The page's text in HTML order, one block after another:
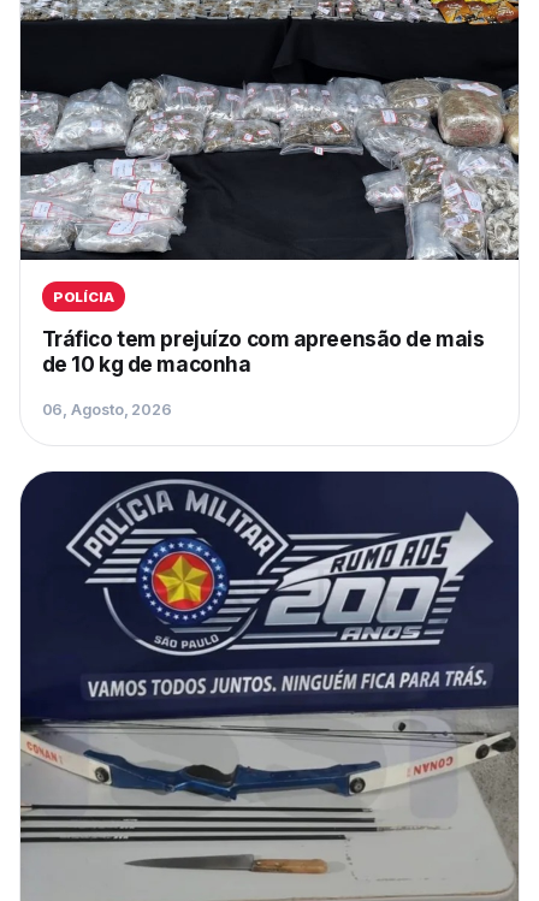
POLÍCIA
Tráfico tem prejuízo com apreensão de mais
de 10 kg de maconha
06, Agosto, 2026